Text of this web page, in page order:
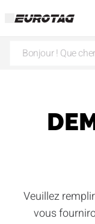
Veuillez
vous